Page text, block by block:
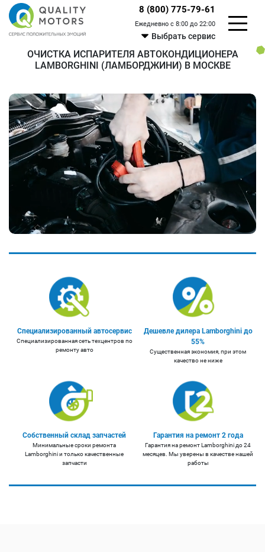
8 (800) 775-79-61
Ежедневно с 8:00 до 22:00
Выбрать сервис
ОЧИСТКА ИСПАРИТЕЛЯ АВТОКОНДИЦИОНЕРА
LAMBORGHINI (ЛАМБОРДЖИНИ) В МОСКВЕ
Специализированный автосервис
Специализированная сеть техцентров по
ремонту авто
Дешевле дилера Lamborghini до
55%
Существенная экономия, при этом
качество не ниже
Собственный склад запчастей
Минимальные сроки ремонта
Lamborghini и только качественные
запчасти
Гарантия на ремонт 2 года
Гарантия на ремонт Lamborghini до 24
месяцев. Мы уверены в качестве нашей
работы